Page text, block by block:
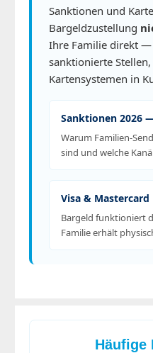
Sanktionen und
Bargeldzustellung
Ihre Familie direkt
sanktionierte
Kartensystemen in
Sanktionen 2026
Warum Familien-
sind und welche
Visa &
Bargeld funktioniert
Familie erhält
Häufige